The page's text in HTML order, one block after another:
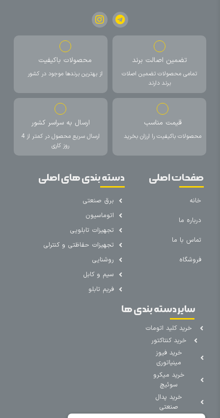
تضمین اصالت برند
تمامی محصولات تضمین اصلات
برند دارند
محصولات باکیفیت
از بهترین برندها موجود در کشور
قیمت مناسب
محصولات باکیفیت را ارزان بخرید
ارسال به سراسر کشور
ارسال سریع محصول در کمتر از 4
روز کاری
صفحات اصلی
خانه
درباره ما
تماس با ما
فروشگاه
دسته بندی های اصلی
برق صنعتی
اتوماسیون
تجهیزات تابلویی
تجهیزات حفاظتی و کنترلی
روشنایی
سیم و کابل
فریم تابلو
سایر دسته بندی ها
خرید کلید اتومات
خرید کنتاکتور
خرید فیوز
مینیاتوری
خرید میکرو
سوئیچ
خرید پدال
صنعتی